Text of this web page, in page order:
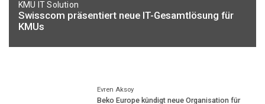
KMU IT Solution
Swisscom präsentiert neue IT-Gesamtlösung für
KMUs
Evren Aksoy
Beko Europe kündigt neue Organisation für